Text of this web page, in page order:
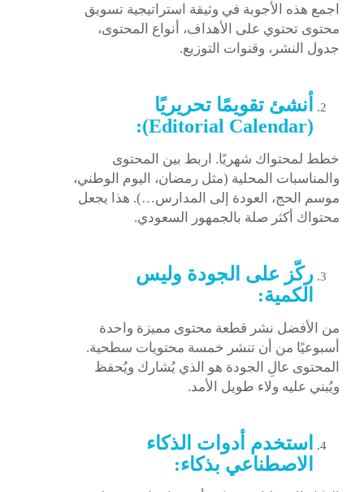
اجمع هذه الأجوبة في وثيقة استراتيجية تسويق
محتوى تحتوي على الأهداف، أنواع المحتوى،
جدول النشر، وقنوات التوزيع.
أنشئ تقويمًا تحريريًا
(Editorial Calendar)
:
خطط لمحتواك شهريًا. اربط بين المحتوى
والمناسبات المحلية (مثل رمضان، اليوم الوطني،
موسم الحج، العودة إلى المدارس…). هذا يجعل
محتواك أكثر صلة بالجمهور السعودي.
ركّز على الجودة وليس
الكمية:
من الأفضل نشر قطعة محتوى مميزة واحدة
أسبوعيًا من أن تنشر خمسة محتويات سطحية.
المحتوى عالِ الجودة هو الذي يُشارك ويُحفظ
ويُبني عليه ولاء طويل الأمد.
استخدم أدوات الذكاء
الاصطناعي بذكاء: